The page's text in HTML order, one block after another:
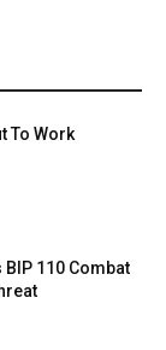
To Work
BIP 110 Combat